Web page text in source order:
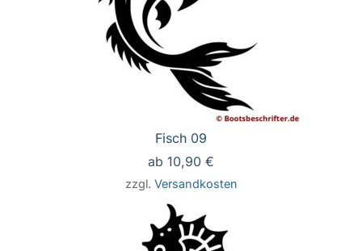
Fisch 09
ab 10,90 €
zzgl. Versandkosten